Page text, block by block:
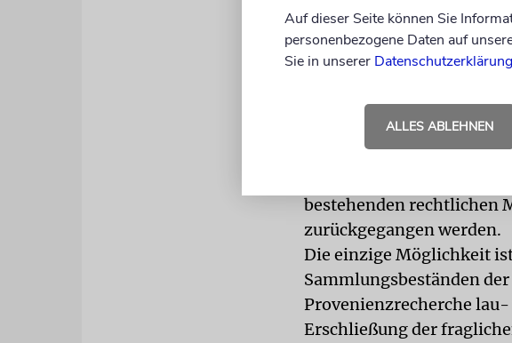
umzukehren. Bereits die
ersten
scheitern würde, wenn
aufbürden wollte. Aus
Besitz – verloren und
bestehenden rechtlichen
zurückgegangen werden.
Die einzige Möglichkeit
Sammlungsbeständen
Provenienzrecherche lau-
Erschließung der
Auf dieser Seite können Sie
personenbezogene Daten auf
Sie in unserer Datenschutzerklärung
ALLES ABLEHNEN